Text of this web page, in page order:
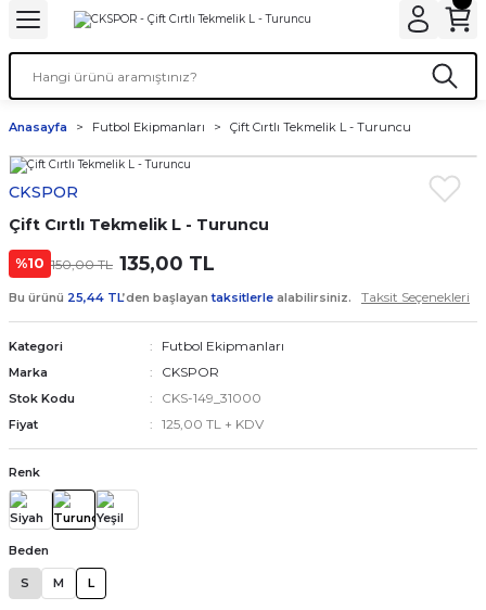
Anasayfa Futbol Ekipmanları Çift Cırtlı Tekmelik L - Turuncu
CKSPOR
Çift Cırtlı Tekmelik L - Turuncu
%10 150,00 TL 135,00 TL
Bu ürünü 25,44 TL’den başlayantaksitlerle alabilirsiniz. Taksit Seçenekleri
Kategori Futbol Ekipmanları
Marka CKSPOR
Stok Kodu CKS-149_31000
Fiyat 125,00 TL + KDV
Renk
Beden
S M L